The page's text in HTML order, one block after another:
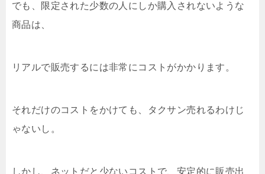
でも、限定された少数の人にしか購入されないような
商品は、
リアルで販売するには非常にコストがかかります。
それだけのコストをかけても、タクサン売れるわけじ
ゃないし。
しかし、ネットだと少ないコストで、安定的に販売出